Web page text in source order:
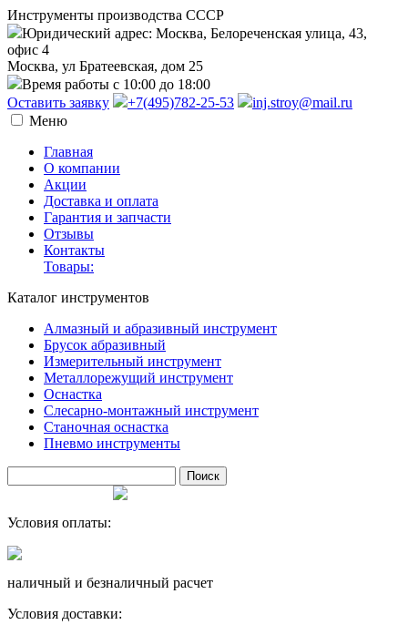
Инструменты производства СССР
Юридический адрес: Москва, Белореченская улица, 43,
офис 4
Москва, ул Братеевская, дом 25
Время работы с 10:00 до 18:00
Оставить заявку
+7(495)782-25-53
inj.stroy@mail.ru
Меню
Главная
О компании
Акции
Доставка и оплата
Гарантия и запчасти
Отзывы
Контакты
Товары:
Каталог инструментов
Алмазный и абразивный инструмент
Брусок абразивный
Измерительный инструмент
Металлорежущий инструмент
Оснастка
Слесарно-монтажный инструмент
Станочная оснастка
Пневмо инструменты
Условия оплаты:
наличный и безналичный расчет
Условия доставки: